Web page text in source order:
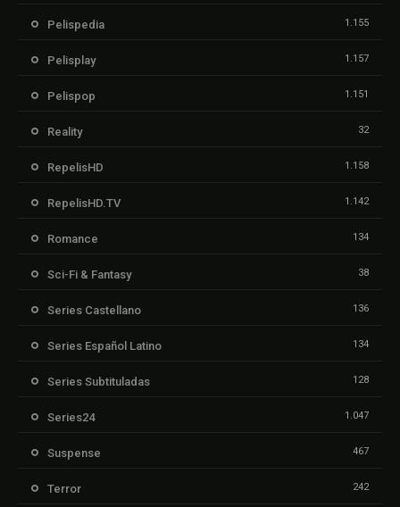
Pelispedia 1.155
Pelisplay 1.157
Pelispop 1.151
Reality 32
RepelisHD 1.158
RepelisHD.TV 1.142
Romance 134
Sci-Fi & Fantasy 38
Series Castellano 136
Series Español Latino 134
Series Subtituladas 128
Series24 1.047
Suspense 467
Terror 242